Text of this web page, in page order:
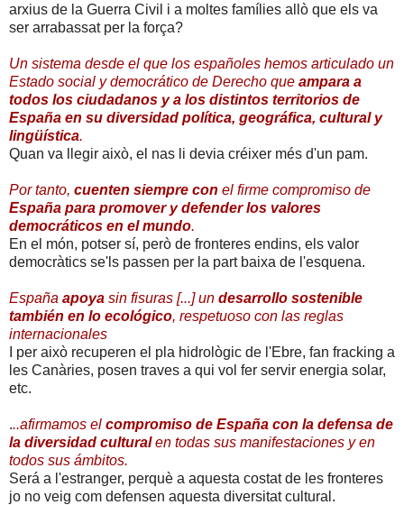
arxius de la Guerra Civil i a moltes famílies allò que els va
ser arrabassat per la força?
Un sistema desde el que los españoles hemos articulado un
Estado social y democrático de Derecho que ampara a
todos los ciudadanos y a los distintos territorios de
España en su diversidad política, geográfica, cultural y
lingüística.
Quan va llegir això, el nas li devia créixer més d'un pam.
Por tanto, cuenten siempre con el firme compromiso de
España para promover y defender los valores
democráticos en el mundo.
En el món, potser sí, però de fronteres endins, els valor
democràtics se'ls passen per la part baixa de l'esquena.
España apoya sin fisuras [...] un desarrollo sostenible
también en lo ecológico, respetuoso con las reglas
internacionales
I per això recuperen el pla hidrològic de l'Ebre, fan fracking a
les Canàries, posen traves a qui vol fer servir energia solar,
etc.
...afirmamos el compromiso de España con la defensa de
la diversidad culturalen todas sus manifestaciones y en
todos sus ámbitos.
Será a l'estranger, perquè a aquesta costat de les fronteres
jo no veig com defensen aquesta diversitat cultural.